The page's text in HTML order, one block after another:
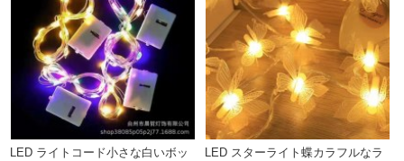
LED ライトコード小さな白いボッ
LED スターライト蝶カラフルなラ